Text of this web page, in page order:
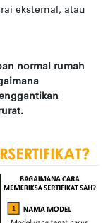
eksternal, atau
normal rumah